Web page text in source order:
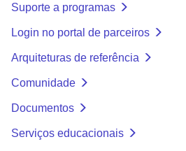
Suporte a programas
Login no portal de parceiros
Arquiteturas de referência
Comunidade
Documentos
Serviços educacionais